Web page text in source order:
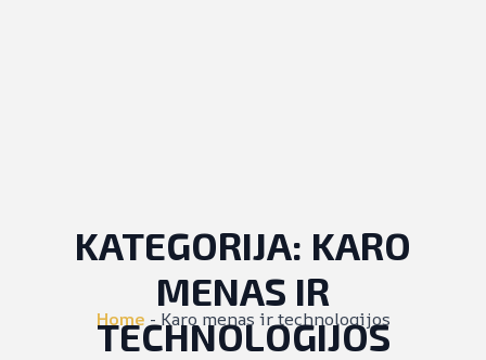
Home -Karo menas ir technologijos
KATEGORIJA: KARO
MENAS IR
TECHNOLOGIJOS